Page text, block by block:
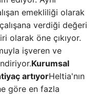
emekliliği olarak
verdiği değeri
olarak öne çıkıyor.
işveren ve
Kurumsal
artıyorHeltia'nın
göre en fazla